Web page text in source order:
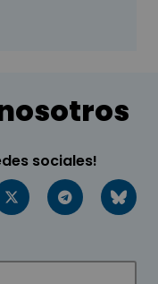
sociales!